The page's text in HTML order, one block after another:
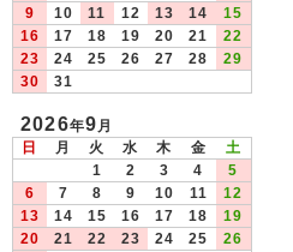
9
10 11 12 13 14
15
16
17 18 19 20 21
22
23
24 25 26 27 28
29
30
31
2026年9月
日
月 火 水 木 金
土
1
2 3 4
5
6
7 8 9 10 11
12
13
14 15 16 17 18
19
20
21 22 23 24 25
26